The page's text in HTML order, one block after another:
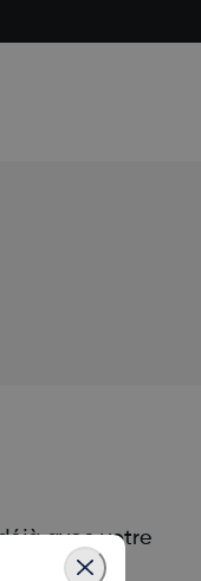
avec votre